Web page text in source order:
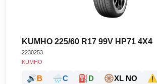
KUMHO 225/60 R17 99V HP71 4X4
2230253
KUMHO
🔊B 🌧️C ⛽D 🛞XL NO ⚠️